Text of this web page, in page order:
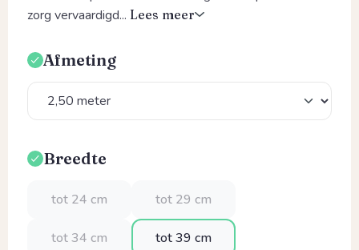
zorg vervaardigd... Lees meer
Selecteer
Afmeting
Selecteer
Breedte
tot 24 cm tot 29 cm
tot 34 cm tot 39 cm